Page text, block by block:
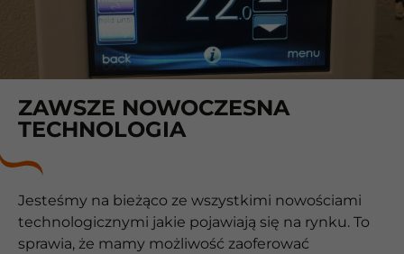
ZAWSZE NOWOCZESNA
TECHNOLOGIA
Jesteśmy na bieżąco ze wszystkimi nowościami
technologicznymi jakie pojawiają się na rynku. To
sprawia, że mamy możliwość zaoferować